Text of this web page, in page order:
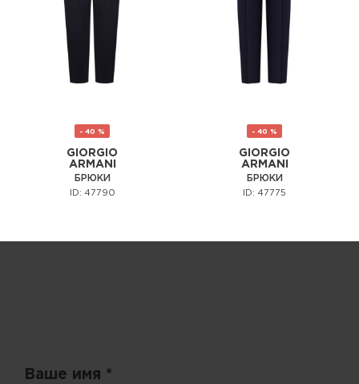
- 40 %
GIORGIO
ARMANI
БРЮКИ
ID: 47790
- 40 %
GIORGIO
ARMANI
БРЮКИ
ID: 47775
Ваше имя *